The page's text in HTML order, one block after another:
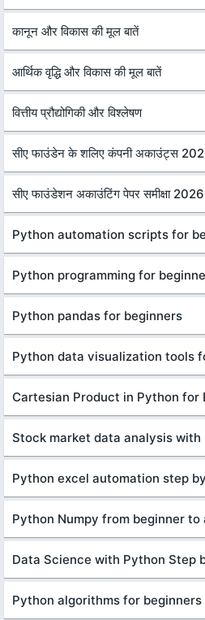
कानून और विकास की मूल बातें
आर्थिक वृद्धि और विकास की मूल बातें
वित्तीय प्रौद्योगिकी और विश्लेषण
सीए फाउंडेन के शलिए कंपनी अकाउंट्स
सीए फाउंडेशन अकाउंटिंग पेपर समीक्षा 2026
Python automation scripts for
Python programming for
Python pandas for beginners
Python data visualization tools
Cartesian Product in Python for
Stock market data analysis with
Python excel automation step
Python Numpy from beginner to
Data Science with Python Step
Python algorithms for beginners